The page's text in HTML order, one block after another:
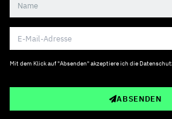
Mit dem Klick auf "Absenden" akzeptiere ich die
ABSENDEN